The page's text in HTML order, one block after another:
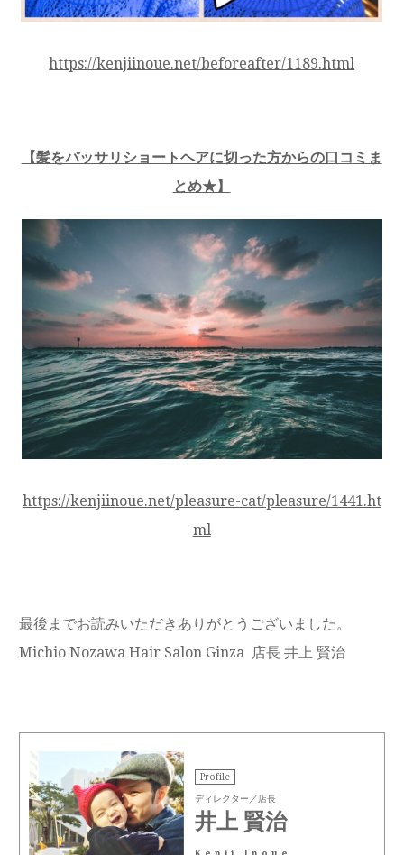
https://kenjiinoue.net/beforeafter/1189.html
【髪をバッサリショートヘアに切った方からの口コミま
とめ★】
https://kenjiinoue.net/pleasure-cat/pleasure/1441.ht
ml
最後までお読みいただきありがとうございました。
Michio Nozawa Hair Salon Ginza 店長 井上 賢治
Profile
ディレクター／店長
井上 賢治